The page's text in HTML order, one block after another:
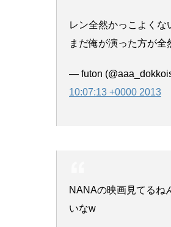
レン全然かっこよくな
まだ俺が演った方が全
— futon
10:07:13 +0000 2013
NANAの映画見てるね
いなw